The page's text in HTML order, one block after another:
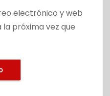
electrónico y web
próxima vez que